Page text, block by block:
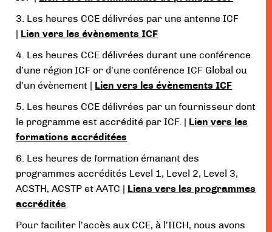
3. Les heures CCE délivrées par une antenne ICF
Lien vers les évènements ICF
4. Les heures CCE délivrées durant une conférence
d’une région ICF or d’une conférence ICF Global ou
d’un évènement |
Lien vers les évènements ICF
5. Les heures CCE délivrées par un fournisseur dont
le programme est accrédité par ICF. |
Lien vers les
formations accréditées
6. Les heures de formation émanant des
programmes accrédités Level 1, Level 2, Level 3,
ACSTH, ACSTP et AATC |
Liens vers les programmes
accrédités
Pour faciliter l’accès aux CCE, à l’IICH, nous avons